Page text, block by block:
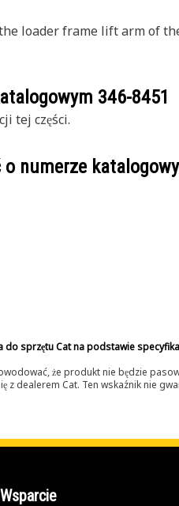
loader frame lift arm of
346-8451
tej części.
o numerze
do sprzętu Cat na podstawie
że produkt nie będzie
z dealerem Cat. Ten wskaźnik nie
Wsparcie